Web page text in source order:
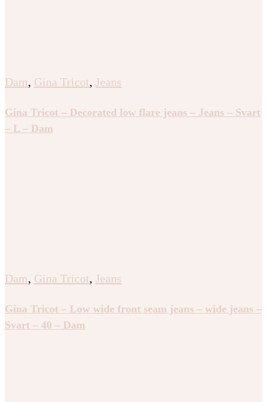
Dam, Gina Tricot, Jeans
Gina Tricot – Decorated low flare jeans – Jeans – Svart
– L – Dam
Dam, Gina Tricot, Jeans
Gina Tricot – Low wide front seam jeans – wide jeans –
Svart – 40 – Dam